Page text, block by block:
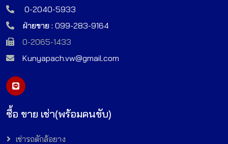
0-2040-5933
ฝ่ายขาย : 099-283-9164
0-2065-1433
Kunyapach.vw@gmail.com
ซื้อ ขาย เช่า(พร้อมคนขับ)
เช่ารถตักล้อยาง